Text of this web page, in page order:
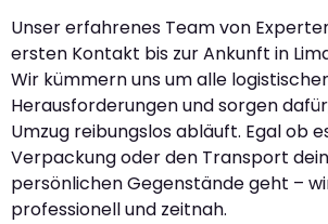
Unser erfahrenes Team von
ersten Kontakt bis zur Ankunft in
Wir kümmern uns um alle
Herausforderungen und sorgen
Umzug reibungslos abläuft. Egal ob
Verpackung oder den Transport
persönlichen Gegenstände geht –
professionell und zeitnah.